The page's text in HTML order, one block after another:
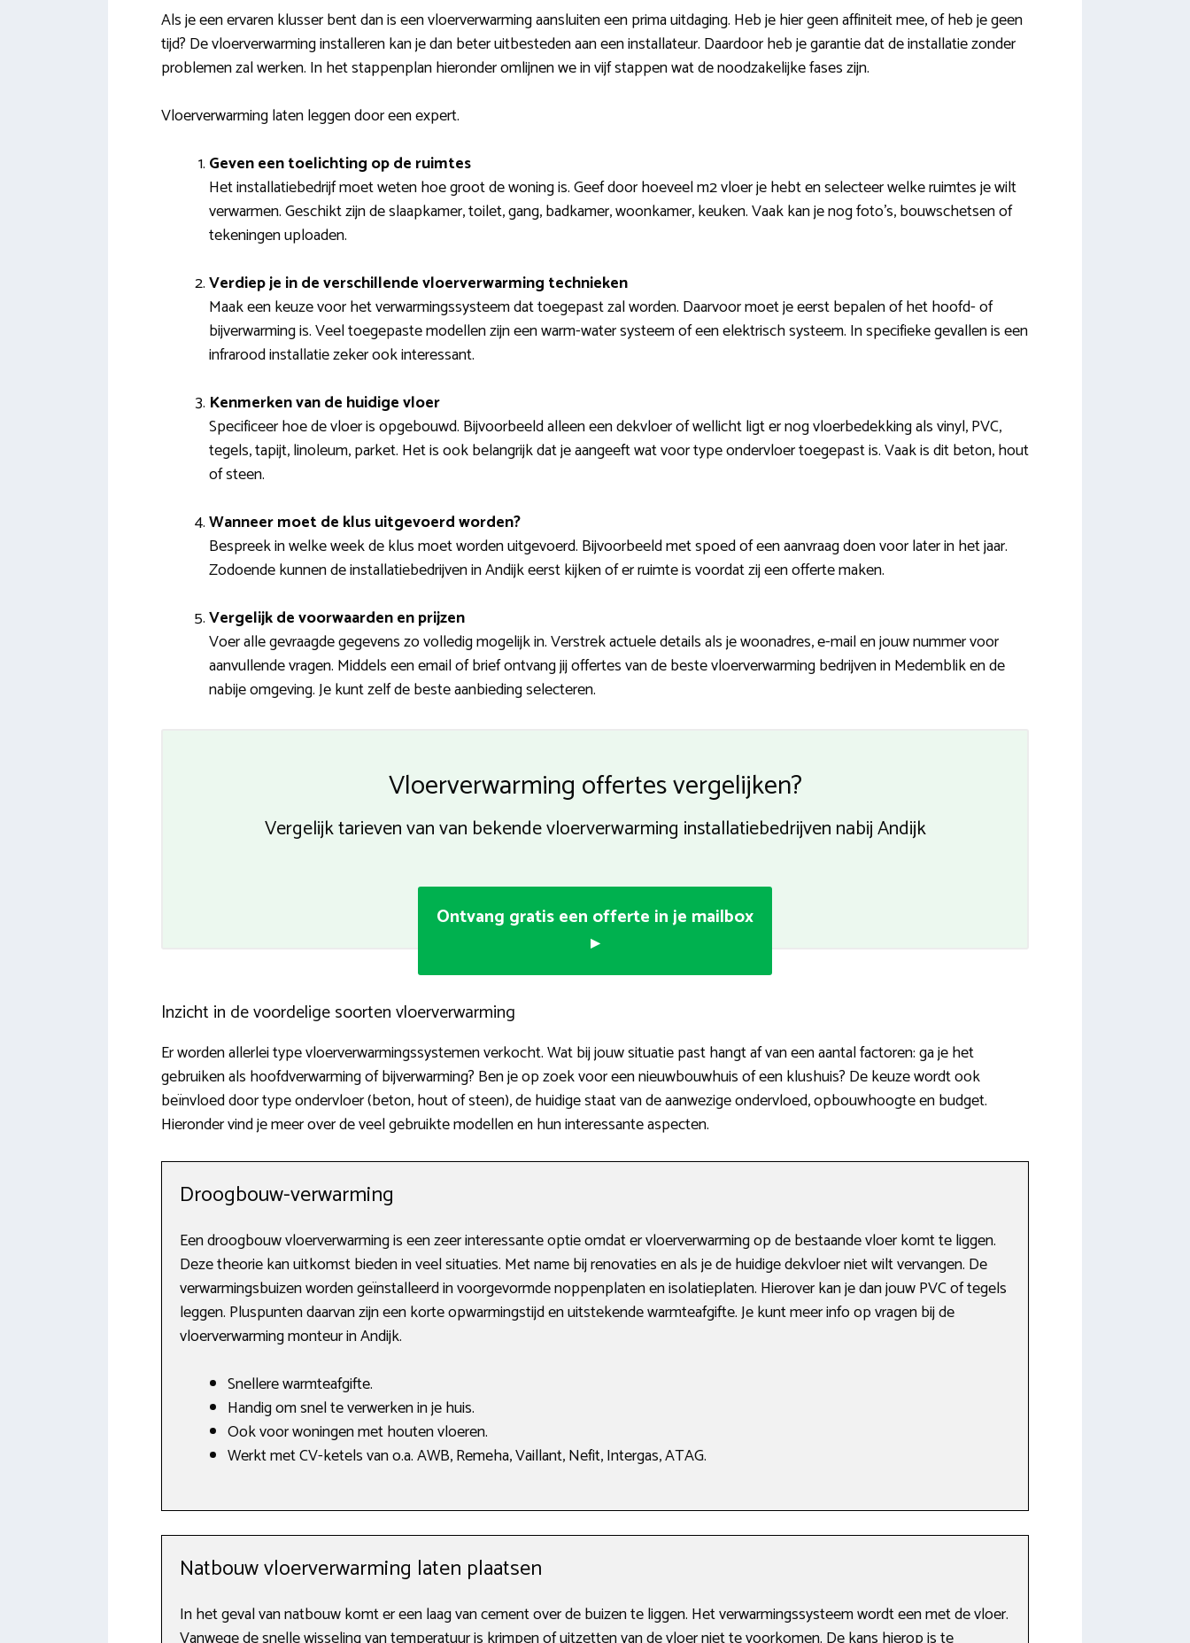
Als je een ervaren klusser bent dan is een vloerverwarming aansluiten een prima uitdaging. Heb je hier geen affiniteit mee, of heb je geen
tijd? De vloerverwarming installeren kan je dan beter uitbesteden aan een installateur. Daardoor heb je garantie dat de installatie zonder
problemen zal werken. In het stappenplan hieronder omlijnen we in vijf stappen wat de noodzakelijke fases zijn.
Vloerverwarming laten leggen door een expert.
Geven een toelichting op de ruimtes
Het installatiebedrijf moet weten hoe groot de woning is. Geef door hoeveel m2 vloer je hebt en selecteer welke ruimtes je wilt
verwarmen. Geschikt zijn de slaapkamer, toilet, gang, badkamer, woonkamer, keuken. Vaak kan je nog foto’s, bouwschetsen of
tekeningen uploaden.
Verdiep je in de verschillende vloerverwarming technieken
Maak een keuze voor het verwarmingssysteem dat toegepast zal worden. Daarvoor moet je eerst bepalen of het hoofd- of
bijverwarming is. Veel toegepaste modellen zijn een warm-water systeem of een elektrisch systeem. In specifieke gevallen is een
infrarood installatie zeker ook interessant.
Kenmerken van de huidige vloer
Specificeer hoe de vloer is opgebouwd. Bijvoorbeeld alleen een dekvloer of wellicht ligt er nog vloerbedekking als vinyl, PVC,
tegels, tapijt, linoleum, parket. Het is ook belangrijk dat je aangeeft wat voor type ondervloer toegepast is. Vaak is dit beton, hout
of steen.
Wanneer moet de klus uitgevoerd worden?
Bespreek in welke week de klus moet worden uitgevoerd. Bijvoorbeeld met spoed of een aanvraag doen voor later in het jaar.
Zodoende kunnen de installatiebedrijven in Andijk eerst kijken of er ruimte is voordat zij een offerte maken.
Vergelijk de voorwaarden en prijzen
Voer alle gevraagde gegevens zo volledig mogelijk in. Verstrek actuele details als je woonadres, e-mail en jouw nummer voor
aanvullende vragen. Middels een email of brief ontvang jij offertes van de beste vloerverwarming bedrijven in Medemblik en de
nabije omgeving. Je kunt zelf de beste aanbieding selecteren.
Vloerverwarming offertes vergelijken?
Vergelijk tarieven van van bekende vloerverwarming installatiebedrijven nabij Andijk
Ontvang gratis een offerte in je mailbox
▸
Inzicht in de voordelige soorten vloerverwarming
Er worden allerlei type vloerverwarmingssystemen verkocht. Wat bij jouw situatie past hangt af van een aantal factoren: ga je het
gebruiken als hoofdverwarming of bijverwarming? Ben je op zoek voor een nieuwbouwhuis of een klushuis? De keuze wordt ook
beïnvloed door type ondervloer (beton, hout of steen), de huidige staat van de aanwezige ondervloed, opbouwhoogte en budget.
Hieronder vind je meer over de veel gebruikte modellen en hun interessante aspecten.
Droogbouw-verwarming
Een droogbouw vloerverwarming is een zeer interessante optie omdat er vloerverwarming op de bestaande vloer komt te liggen.
Deze theorie kan uitkomst bieden in veel situaties. Met name bij renovaties en als je de huidige dekvloer niet wilt vervangen. De
verwarmingsbuizen worden geïnstalleerd in voorgevormde noppenplaten en isolatieplaten. Hierover kan je dan jouw PVC of tegels
leggen. Pluspunten daarvan zijn een korte opwarmingstijd en uitstekende warmteafgifte. Je kunt meer info op vragen bij de
vloerverwarming monteur in Andijk.
Snellere warmteafgifte.
Handig om snel te verwerken in je huis.
Ook voor woningen met houten vloeren.
Werkt met CV-ketels van o.a. AWB, Remeha, Vaillant, Nefit, Intergas, ATAG.
Natbouw vloerverwarming laten plaatsen
In het geval van natbouw komt er een laag van cement over de buizen te liggen. Het verwarmingssysteem wordt een met de vloer.